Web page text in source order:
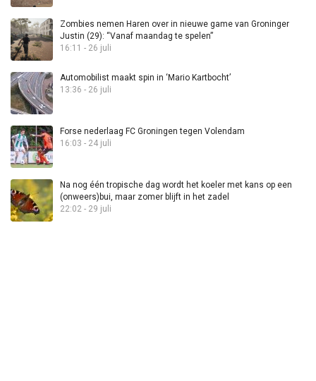
Zombies nemen Haren over in nieuwe game van Groninger
Justin (29): “Vanaf maandag te spelen”
16:11 - 26 juli
Automobilist maakt spin in ‘Mario Kartbocht’
13:36 - 26 juli
Forse nederlaag FC Groningen tegen Volendam
16:03 - 24 juli
Na nog één tropische dag wordt het koeler met kans op een
(onweers)bui, maar zomer blijft in het zadel
22:02 - 29 juli